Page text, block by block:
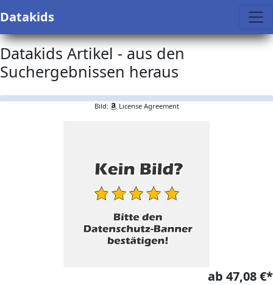
Datakids
Datakids Artikel - aus den
Suchergebnissen heraus
Bild: License Agreement
ab 47,08 €*